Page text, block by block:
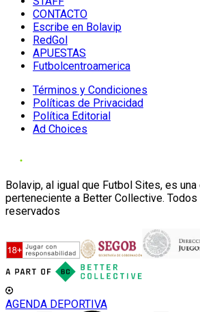
CONTACTO
Escribe en Bolavip
RedGol
APUESTAS
Futbolcentroamerica
Términos y Condiciones
Políticas de Privacidad
Política Editorial
Ad Choices
Bolavip, al igual que Futbol Sites, es una
perteneciente a Better Collective.
reservados
AGENDA DEPORTIVA